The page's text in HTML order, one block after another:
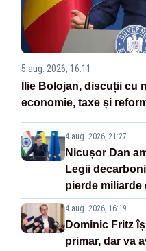
5 aug. 2026, 16:11
Ilie Bolojan, discuții cu
economie, taxe și
4 aug. 2026, 21:27
Nicușor Dan
Legii
pierde miliarde
4 aug. 2026, 16:19
Dominic Fritz
primar, dar va